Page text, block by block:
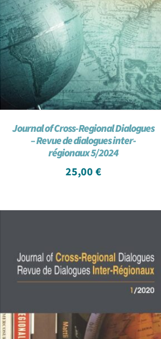
Journal of Cross-Regional Dialogues
– Revue de dialogues inter-
régionaux 5/2024
25,00 €